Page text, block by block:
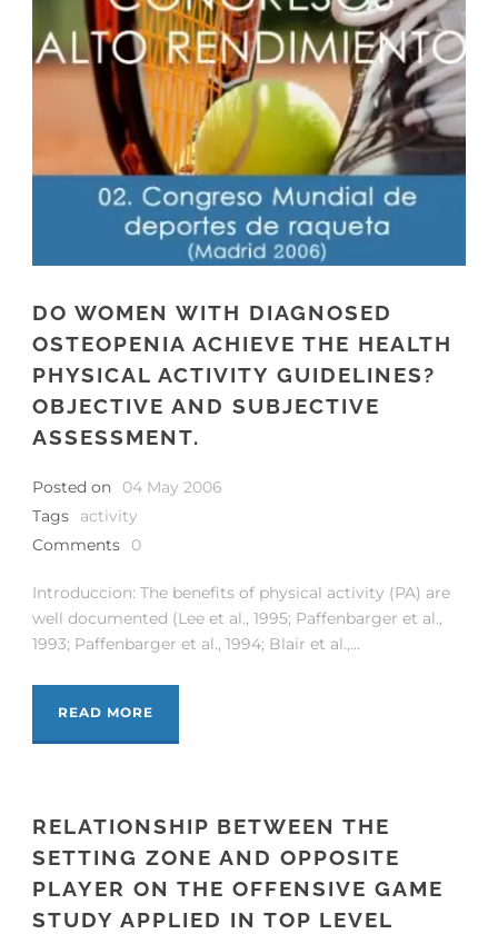
DO WOMEN WITH DIAGNOSED
OSTEOPENIA ACHIEVE THE HEALTH
PHYSICAL ACTIVITY GUIDELINES?
OBJECTIVE AND SUBJECTIVE
ASSESSMENT.
Posted on
04 May 2006
Tags
activity
Comments
0
Introduccion: The benefits of physical activity (PA) are
well documented (Lee et al., 1995; Paffenbarger et al.,
1993; Paffenbarger et al., 1994; Blair et al.,...
READ MORE
RELATIONSHIP BETWEEN THE
SETTING ZONE AND OPPOSITE
PLAYER ON THE OFFENSIVE GAME
STUDY APPLIED IN TOP LEVEL